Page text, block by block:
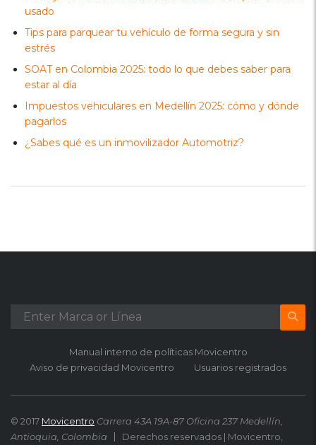
usado
Tips para parquear tu vehículo de forma segura y sin
estrés
SOAT en Colombia 2025: todo lo que debes saber para
estar al día
Impuestos vehiculares en Medellín 2025: cómo y dónde
pagarlos
¿Sabes qué es un inmovilizador Automotriz?
Manual interno de políticas Movicentro
Aviso de privacidad Movicentro
Usuarios registrados
© 2017 Movicentro Carrera 43A 19A-87 Oficina 237 Medellín,
Antioquia, Colombia
Derechos reservados | Movicentro,